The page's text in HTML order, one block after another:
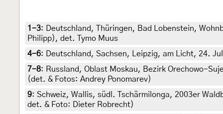
1-3:
Deutschland, Thüringen, Bad Lobenstein,
Philipp), det. Tymo Muus
4-6:
Deutschland, Sachsen, Leipzig, am Licht, 24.
7-8: Russland, Oblast Moskau, Bezirk Orechowo-
(det. & Fotos: Andrey Ponomarev)
9: Schweiz, Wallis, südl. Tschärmilonga, 2003er
det. & Foto: Dieter Robrecht)